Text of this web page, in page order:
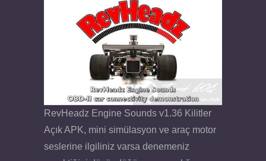
RevHeadz Engine Sounds v1.36 Kilitler
Açık APK, mini simülasyon ve araç motor
seslerine ilgiliniz varsa denemeniz